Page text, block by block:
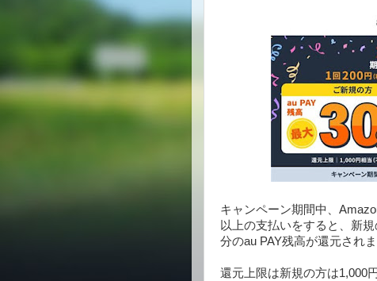
キャンペーン期間中、
以上の支払いをすると、新
分のau PAY残高が還元されま
還元上限は新規の方は1,000